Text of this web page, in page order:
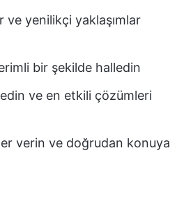
ve yenilikçi yaklaşımlar
bir şekilde halledin
ve en etkili çözümleri
verin ve doğrudan konuya